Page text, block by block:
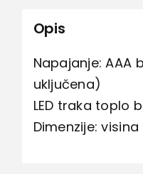
Opis
Napajanje: AAA
uključena)
LED traka toplo
Dimenzije: